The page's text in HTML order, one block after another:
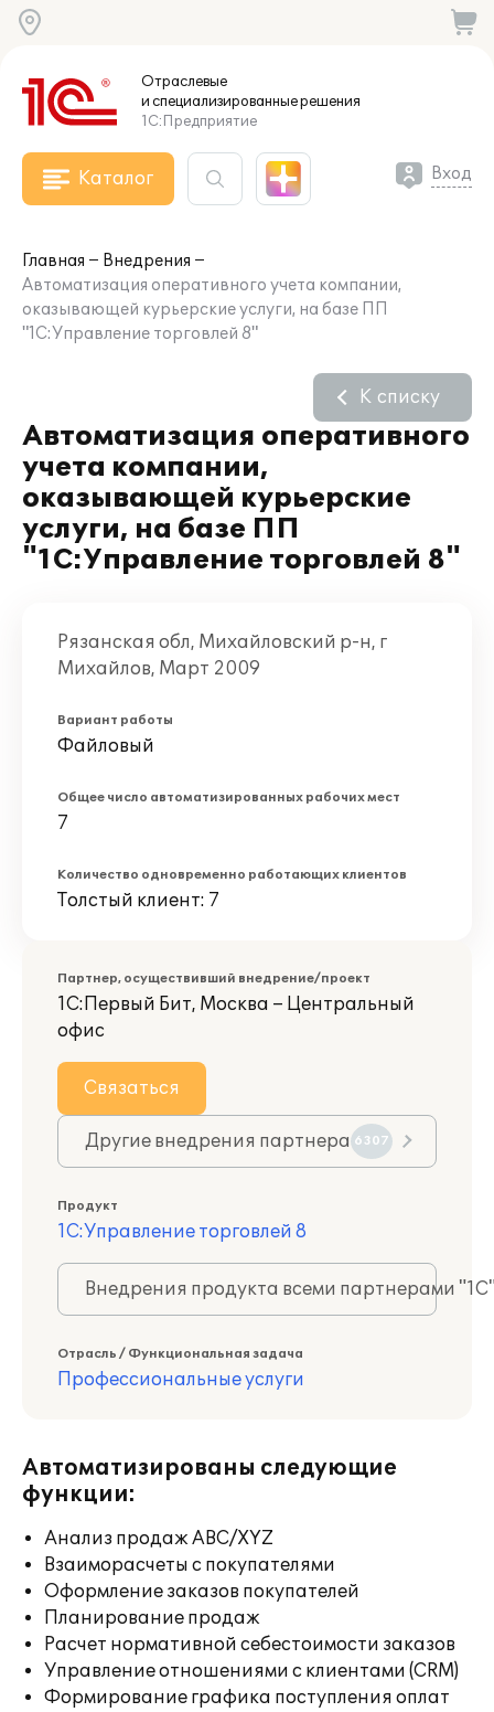
Отраслевые
и специализированныерешения
1С:Предприятие
Каталог Вход
Главная
Внедрения
Автоматизация оперативного учета компании,
оказывающей курьерские услуги, на базе ПП
"1С:Управление торговлей 8"
Автоматизация оперативного
учета компании,
оказывающей курьерские
услуги, на базе ПП
"1С:Управление торговлей 8"
К списку
Рязанская обл, Михайловский р-н, г
Михайлов, Март 2009
Вариант работы
Файловый
Общее число автоматизированных рабочих мест
7
Количество одновременно работающих клиентов
Толстый клиент: 7
Партнер, осуществивший внедрение/проект
1С:Первый Бит, Москва – Центральный
офис
Связаться
Другие внедрения партнера 6307
Продукт
1С:Управление торговлей 8
Внедрения продукта всеми партнерами
Отрасль / Функциональная задача
Профессиональные услуги
Автоматизированы следующие
функции:
Анализ продаж ABC/XYZ
Взаиморасчеты с покупателями
Оформление заказов покупателей
Планирование продаж
Расчет нормативной себестоимости заказов
Управление отношениями с клиентами (CRM)
Формирование графика поступления оплат